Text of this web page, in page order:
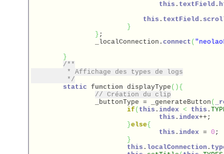
this . textField .
this . textField .
}
} ;
		_localConnection.
connect (
}
/**
	 */
static function displayType ( ) {
// Création du clip
		_buttonType = _generateButton
(
if ( this . index < this .
this . index++;
}else{
this . index = 0 ;
}
this . localConnection .